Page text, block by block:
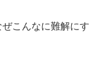
こんなに難解にす